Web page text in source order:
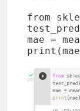
from
mae =